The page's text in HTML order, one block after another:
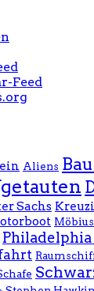
Feed
Aliens
Sachs